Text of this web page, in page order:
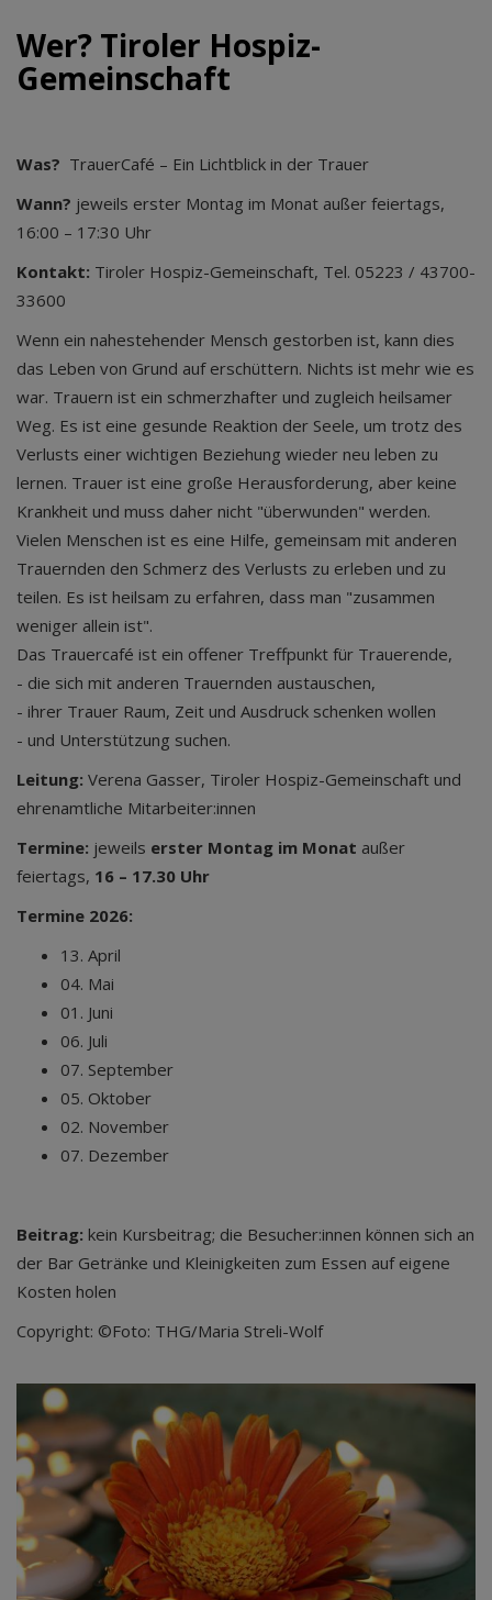
Wer? Tiroler Hospiz-
Gemeinschaft
Was? TrauerCafé – Ein Lichtblick in der Trauer
Wann? jeweils erster Montag im Monat außer feiertags,
16:00 – 17:30 Uhr
Kontakt: Tiroler Hospiz-Gemeinschaft, Tel. 05223 / 43700-
33600
Wenn ein nahestehender Mensch gestorben ist, kann dies
das Leben von Grund auf erschüttern. Nichts ist mehr wie es
war. Trauern ist ein schmerzhafter und zugleich heilsamer
Weg. Es ist eine gesunde Reaktion der Seele, um trotz des
Verlusts einer wichtigen Beziehung wieder neu leben zu
lernen. Trauer ist eine große Herausforderung, aber keine
Krankheit und muss daher nicht "überwunden" werden.
Vielen Menschen ist es eine Hilfe, gemeinsam mit anderen
Trauernden den Schmerz des Verlusts zu erleben und zu
teilen. Es ist heilsam zu erfahren, dass man "zusammen
weniger allein ist".
Das Trauercafé ist ein offener Treffpunkt für Trauerende,
- die sich mit anderen Trauernden austauschen,
- ihrer Trauer Raum, Zeit und Ausdruck schenken wollen
- und Unterstützung suchen.
Leitung: Verena Gasser, Tiroler Hospiz-Gemeinschaft und
ehrenamtliche Mitarbeiter:innen
Termine: jeweils erster Montag im Monat außer
feiertags, 16 – 17.30 Uhr
Termine 2026:
13. April
04. Mai
01. Juni
06. Juli
07. September
05. Oktober
02. November
07. Dezember
Beitrag: kein Kursbeitrag; die Besucher:innen können sich an
der Bar Getränke und Kleinigkeiten zum Essen auf eigene
Kosten holen
Copyright: ©Foto: THG/Maria Streli-Wolf